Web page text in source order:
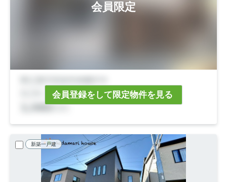
会員限定
会員登録をして限定物件を見る
新築一戸建